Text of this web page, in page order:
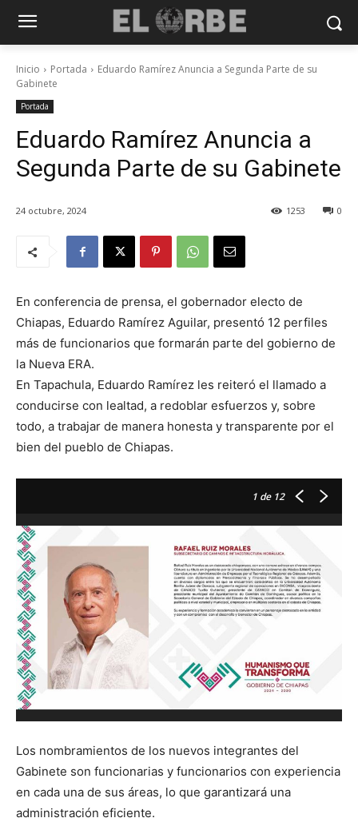
Inicio Portada
Eduardo Ramírez Anuncia a Segunda Parte de su
Gabinete
Portada
Eduardo Ramírez Anuncia a
Segunda Parte de su Gabinete
24 octubre, 2024 0
1253
En conferencia de prensa, el gobernador electo de
Chiapas, Eduardo Ramírez Aguilar, presentó 12 perfiles
más de funcionarios que formarán parte del gobierno de
la Nueva ERA.
En Tapachula, Eduardo Ramírez les reiteró el llamado a
conducirse con lealtad, a redoblar esfuerzos y, sobre
todo, a trabajar de manera honesta y transparente por el
bien del pueblo de Chiapas.
1 de 12
Los nombramientos de los nuevos integrantes del
Gabinete son funcionarias y funcionarios con experiencia
en cada una de sus áreas, lo que garantizará una
administración eficiente.